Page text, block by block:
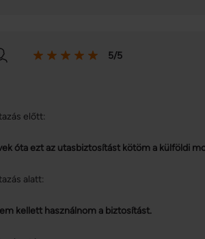
5/5
előtt:
óta ezt az utasbiztosítást kötöm a külföldi
alatt:
kellett használnom a biztosítást.